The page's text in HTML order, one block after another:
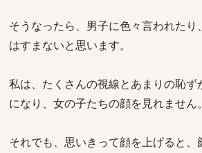
そうなったら、男子に色々言われた
はすまないと思います。
私は、たくさんの視線とあまりの恥ず
になり、女の子たちの顔を見れません。
それでも、思いきって顔を上げると